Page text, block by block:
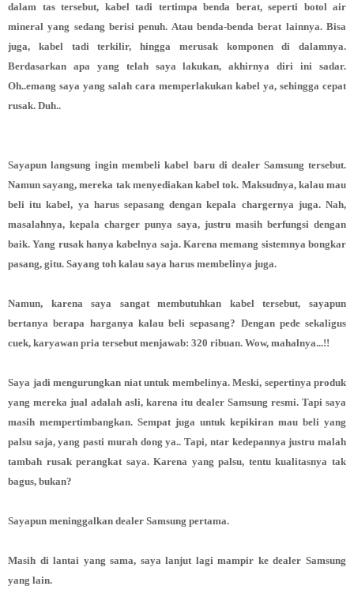
dalam tas tersebut, kabel tadi tertimpa benda berat, seperti botol air
mineral yang sedang berisi penuh. Atau benda-benda berat lainnya. Bisa
juga, kabel tadi terkilir, hingga merusak komponen di dalamnya.
Berdasarkan apa yang telah saya lakukan, akhirnya diri ini sadar.
Oh..emang saya yang salah cara memperlakukan kabel ya, sehingga cepat
rusak. Duh..
Sayapun langsung ingin membeli kabel baru di dealer Samsung tersebut.
Namun sayang, mereka tak menyediakan kabel tok. Maksudnya, kalau mau
beli itu kabel, ya harus sepasang dengan kepala chargernya juga. Nah,
masalahnya, kepala charger punya saya, justru masih berfungsi dengan
baik. Yang rusak hanya kabelnya saja. Karena memang sistemnya bongkar
pasang, gitu. Sayang toh kalau saya harus membelinya juga.
Namun, karena saya sangat membutuhkan kabel tersebut, sayapun
bertanya berapa harganya kalau beli sepasang? Dengan pede sekaligus
cuek, karyawan pria tersebut menjawab: 320 ribuan. Wow, mahalnya...!!
Saya jadi mengurungkan niat untuk membelinya. Meski, sepertinya produk
yang mereka jual adalah asli, karena itu dealer Samsung resmi. Tapi saya
masih mempertimbangkan. Sempat juga untuk kepikiran mau beli yang
palsu saja, yang pasti murah dong ya.. Tapi, ntar kedepannya justru malah
tambah rusak perangkat saya. Karena yang palsu, tentu kualitasnya tak
bagus, bukan?
Sayapun meninggalkan dealer Samsung pertama.
Masih di lantai yang sama, saya lanjut lagi mampir ke dealer Samsung
yang lain.